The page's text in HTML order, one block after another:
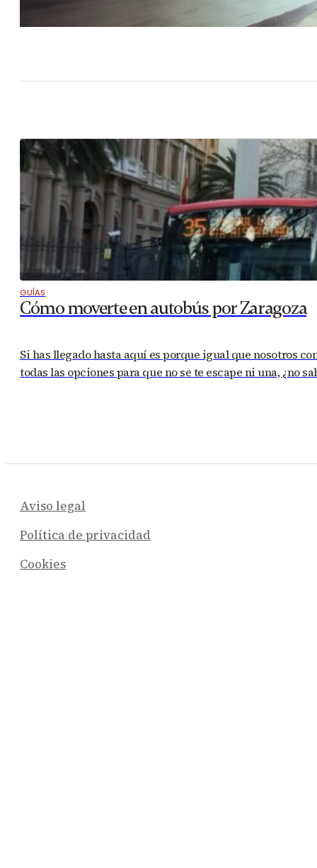
GUÍAS
Cómo moverte en autobús por Zaragoza
Si has llegado hasta aquí es porque igual que nosotros
todas las opciones para que no se te escape ni una, ¿no
Aviso legal
Política de privacidad
Cookies